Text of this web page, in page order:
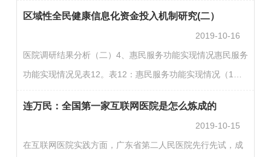
息查询在三级医院中排在第一位的是检验记录，为72%，其
理念与国内创新医疗实践，专为国内InterSystems用户与合
作伙伴打造。点击原文链接，了解更多会议信息。
区域性全民健康信息化资金投入机制研究(二）
2019-10-16
医院调研结果分析（二）4、惠民服务功能实现情况惠民服务
功能实现情况见表12。表12：惠民服务功能实现情况（1）
现情况个人医疗健康信息查询功能实现情况见图11，全部调
研机构51.1%已经实现，但需要完善；10.7%已实现不需要
完善。三级医院比二级医院功能实现率要高，三级医院达到
连万民：全国第一家互联网医院是怎么炼成的
2019-10-15
在互联网医院实践方面，广东省第二人民医院先行先试，成